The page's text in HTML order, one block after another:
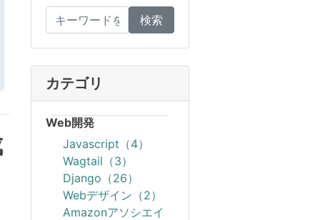
検索
カテゴリ
Web開発
Javascript（4）
Wagtail（3）
Django（26）
Webデザイン（2）
Amazonアソシエイ